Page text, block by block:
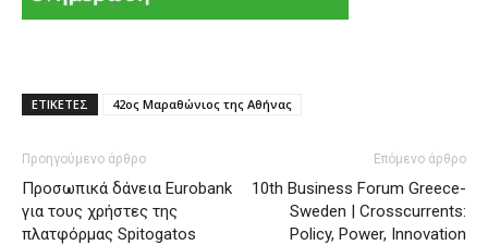
ΕΤΙΚΕΤΕΣ 42ος Μαραθώνιος της Αθήνας
Προηγούμενο άρθρο
Προσωπικά δάνεια Eurobank
για τους χρήστες της
πλατφόρμας Spitogatos
Επόμενο άρθρο
10th Business Forum Greece-
Sweden | Crosscurrents:
Policy, Power, Innovation